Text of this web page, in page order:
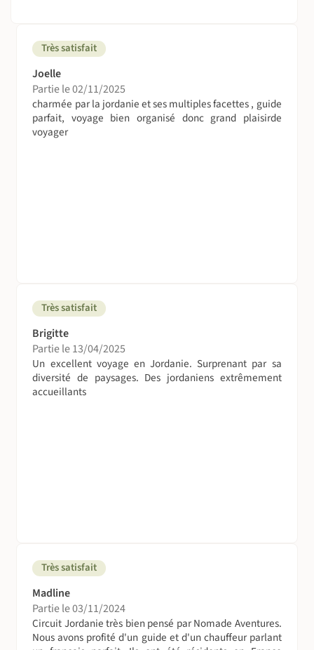
(avec les conséquences que l'on peut imaginer). Venez
découvrir nos sublimes sentiers secrets à travers la rift
vallée... Nomade propose en effet une boucle exclusive
dans le Wadi Rum secret et sauvage.
On sera combien ?
De 4 à 6 personnes.
similaire)
Aqaba - Captain’s hôtel (ou similaire)
Le campement bédouin dispose de tout le confort pour la
nuit, vous n'aurez donc pas besoin d'apporter vos sacs de
couchage.
A table !
Nourriture excellente, voir plus !
Les repas sont préparés par un cuisinier avec des
produits locaux. Les menus sont simples mais de bonne
qualité. Tout le matériel de cuisine est fourni (assiettes,
Très satisfait
Joelle
Partie le 02/11/2025
charmée par la jordanie et ses multiples facettes , guide
parfait, voyage bien organisé donc grand plaisirde
voyager
Très satisfait
Brigitte
Partie le 13/04/2025
Un excellent voyage en Jordanie. Surprenant par sa
diversité de paysages. Des jordaniens extrêmement
accueillants
Très satisfait
Madline
Partie le 03/11/2024
Circuit Jordanie très bien pensé par Nomade Aventures.
Nous avons profité d'un guide et d'un chauffeur parlant